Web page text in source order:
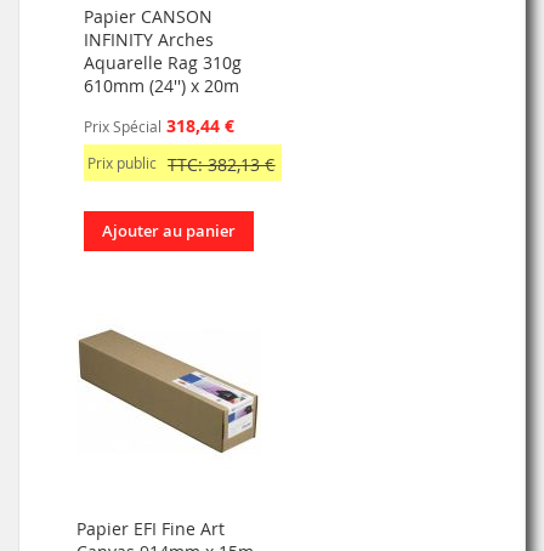
Papier CANSON
INFINITY Arches
Aquarelle Rag 310g
610mm (24'') x 20m
Prix Spécial 318,44 €
Prix public TTC: 382,13 €
Ajouter au panier
Papier EFI Fine Art